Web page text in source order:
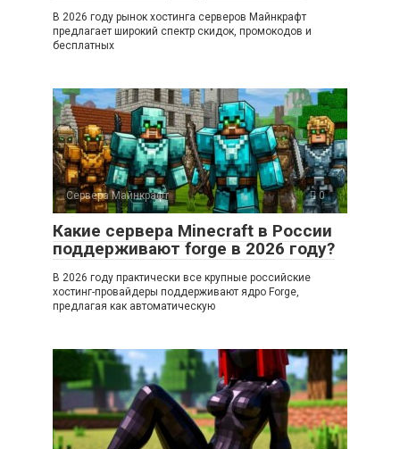
В 2026 году рынок хостинга серверов Майнкрафт
предлагает широкий спектр скидок, промокодов и
бесплатных
Сервера Майнкрафт 0
Какие сервера Minecraft в России
поддерживают forge в 2026 году?
В 2026 году практически все крупные российские
хостинг-провайдеры поддерживают ядро Forge,
предлагая как автоматическую